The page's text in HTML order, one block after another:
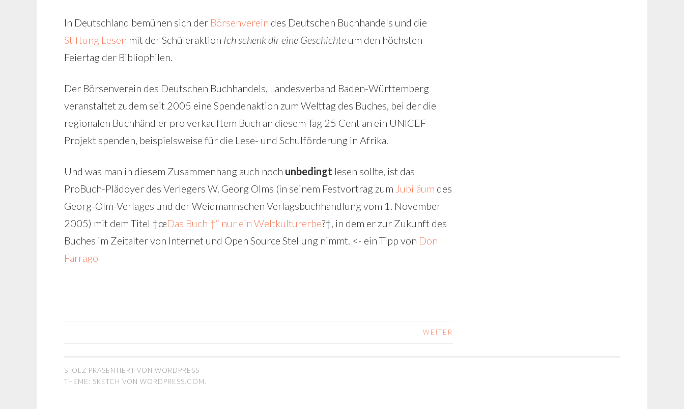
In Deutschland bemühen sich der Börsenverein des Deutschen Buchhandels und die
Stiftung Lesen mit der Schüleraktion Ich schenk dir eine Geschichte um den höchsten
Feiertag der Bibliophilen.
Der Börsenverein des Deutschen Buchhandels, Landesverband Baden-Württemberg
veranstaltet zudem seit 2005 eine Spendenaktion zum Welttag des Buches, bei der die
regionalen Buchhändler pro verkauftem Buch an diesem Tag 25 Cent an ein UNICEF-
Projekt spenden, beispielsweise für die Lese- und Schulförderung in Afrika.
Und was man in diesem Zusammenhang auch noch unbedingt lesen sollte, ist das
ProBuch-Plädoyer des Verlegers W. Georg Olms (in seinem Festvortrag zum Jubiläum des
Georg-Olm-Verlages und der Weidmannschen Verlagsbuchhandlung vom 1. November
2005) mit dem Titel †œDas Buch †“ nur ein Weltkulturerbe?†, in dem er zur Zukunft des
Buches im Zeitalter von Internet und Open Source Stellung nimmt. <- ein Tipp von Don
Farrago
NAVIGATION
WEITER
STOLZ PRÄSENTIERT VON WORDPRESS
THEME: SKETCH VON WORDPRESS.COM